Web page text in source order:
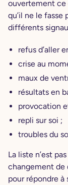
ouvertement ce
qu’il ne le fasse
différents
refus d’aller
crise au
maux de
résultats en
provocation
repli sur soi ;
troubles du
La liste n’est
changement
pour répondre